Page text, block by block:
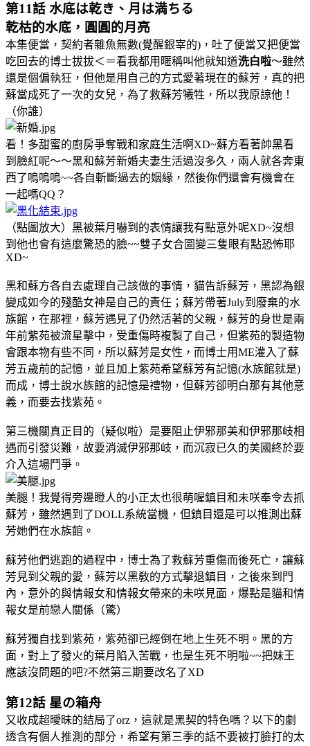
第11話 水底は乾き、月は満ちる
乾枯的水底，圓圓的月亮
本集便當，契約者雜魚無數(覺醒銀宰的)，吐了便當又把便當
吃回去的博士拔拔＜＝看我都用暱稱叫他就知道洗白啦～雖然
還是個偏執狂，但他是用自己的方式愛著現在的蘇芳，真的把
蘇當成死了一次的女兒，為了救蘇芳犧牲，所以我原諒他！
（你誰）
看！多甜蜜的廚房爭奪戰和家庭生活啊XD~蘇方看著帥黑看
到臉紅呢～～黑和蘇芳新婚夫妻生活過沒多久，兩人就各奔東
西了嗚嗚嗚~~各自斬斷過去的姻緣，然後你們還會有機會在
一起嗎QQ？
（點圖放大）黑被葉月嚇到的表情讓我有點意外呢XD~沒想
到他也會有這麼驚恐的臉~~雙子女合圖變三隻眼有點恐怖耶
XD~
黑和蘇方各自去處理自己該做的事情，貓告訴蘇芳，黑認為銀
變成如今的殘酷女神是自己的責任；蘇芳帶著July到廢棄的水
族館，在那裡，蘇芳遇見了仍然活著的父親，蘇芳的身世是兩
年前紫苑被流星擊中，受重傷時複製了自己，但紫苑的製造物
會跟本物有些不同，所以蘇芳是女性，而博士用ME灌入了蘇
芳五歲前的記憶，並且加上紫苑希望蘇芳有記憶(水族館就是)
而成，博士說水族館的記憶是禮物，但蘇芳卻明白那有其他意
義，而要去找紫苑。
第三機關真正目的（疑似啦）是要阻止伊邪那美和伊邪那岐相
遇而引發災難，故要消滅伊邪那岐，而沉寂已久的美國終於要
介入這場鬥爭。
美腿！我覺得旁邊瞪人的小正太也很萌喔鎮目和未咲奉令去抓
蘇芳，雖然遇到了DOLL系統當機，但鎮目還是可以推測出蘇
芳她們在水族館。
蘇芳他們逃跑的過程中，博士為了救蘇芳重傷而後死亡，讓蘇
芳見到父親的愛，蘇芳以黑敎的方式擊退鎮目，之後來到門
內，意外的與情報女和情報女帶來的未咲見面，爆點是貓和情
報女是前戀人關係（驚）
蘇芳獨自找到紫苑，紫苑卻已經倒在地上生死不明。黑的方
面，對上了發火的葉月陷入苦戰，也是生死不明啦~~把妹王
應該沒問題的吧?不然第三期要改名了XD
第12話 星の箱舟
又收成超曖昧的結局了orz，這就是黑契的特色嗎？以下的劇
透含有個人推測的部分，希望有第三季的話不要被打臉打的太